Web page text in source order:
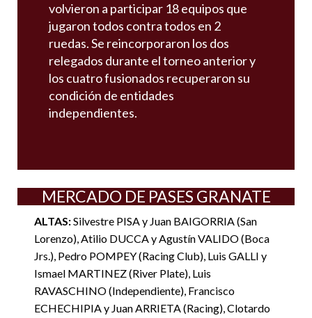
volvieron a participar 18 equipos que
jugaron todos contra todos en 2
ruedas. Se reincorporaron los dos
relegados durante el torneo anterior y
los cuatro fusionados recuperaron su
condición de entidades
independientes.
MERCADO DE PASES GRANATE
ALTAS:Silvestre PISA y Juan BAIGORRIA (San
Lorenzo), Atilio DUCCA y Agustín VALIDO (Boca
Jrs.), Pedro POMPEY (Racing Club), Luis GALLI y
Ismael MARTINEZ (River Plate), Luis
RAVASCHINO (Independiente), Francisco
ECHECHIPIA y Juan ARRIETA (Racing), Clotardo